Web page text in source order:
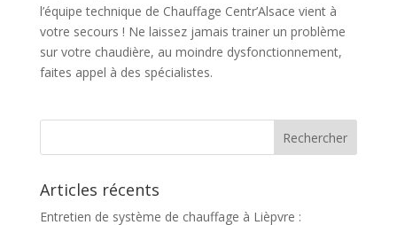
l’équipe technique de Chauffage Centr’Alsace vient à
votre secours ! Ne laissez jamais trainer un problème
sur votre chaudière, au moindre dysfonctionnement,
faites appel à des spécialistes.
Articles récents
Entretien de système de chauffage à Lièpvre :